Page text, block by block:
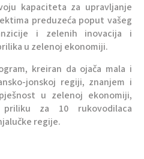
kapaciteta za upravljanje
preduzeća poput vašeg
i zelenih inovacija i
u zelenoj ekonomiji.
kreiran da ojača mala i
jonskoj regiji, znanjem i
u zelenoj ekonomiji,
priliku za 10 rukovodilaca
regije.